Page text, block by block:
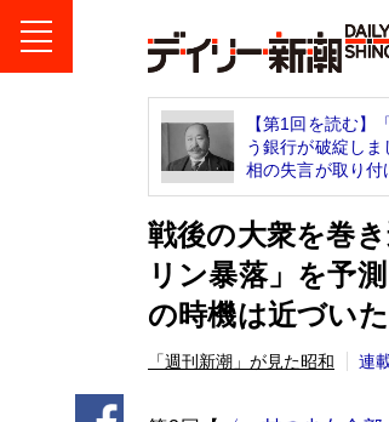
【第1回を読む】
う銀行が破綻しま
相の失言が取り付
戦後の大衆を巻
リン暴落」を予
の時機は近づい
「週刊新潮」が見た昭和 連